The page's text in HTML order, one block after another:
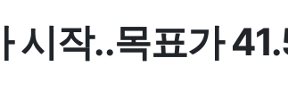
시작..목표가